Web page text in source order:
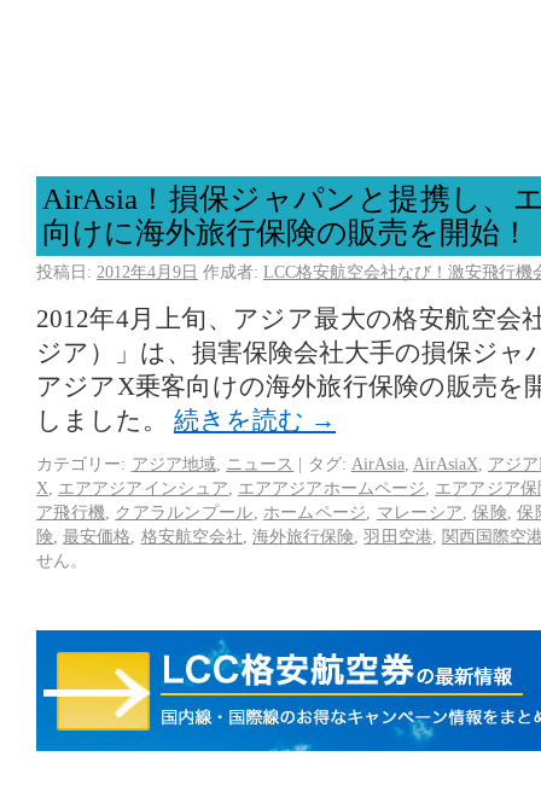
AirAsia！損保ジャパンと提携し、
向けに海外旅行保険の販売を開始！
投稿日: 2012年4月9日 作成者: LCC格安航空会社なび！激安飛行機
2012年4月上旬、アジア最大の格安航空会
ジア）」は、損害保険会社大手の損保ジャ
アジアX乗客向けの海外旅行保険の販売を
しました。 続きを読む →
カテゴリー: アジア地域 ニュース | タグ: AirAsia, AirAsiaX
アジ
X
エアアジアインシュア エアアジアホームページ
エアアジア保
ア飛行機
クアラルンプール ホームページ マレーシア ,保険 ,保
険 ,最安価格 格安航空会社 海外旅行保険 ,羽田空港
関西国際空
せん。